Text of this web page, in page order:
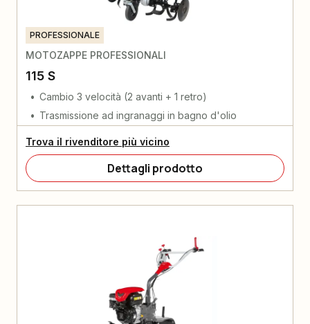
PROFESSIONALE
MOTOZAPPE PROFESSIONALI
115 S
Cambio 3 velocità (2 avanti + 1 retro)
Trasmissione ad ingranaggi in bagno d'olio
Trova il rivenditore più vicino
Dettagli prodotto